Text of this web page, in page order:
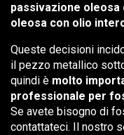
passivazione
oleosa con olio
Queste decisioni
il pezzo metallico
quindi è molto
professionale per
Se avete bisogno di
contattateci. Il nostro